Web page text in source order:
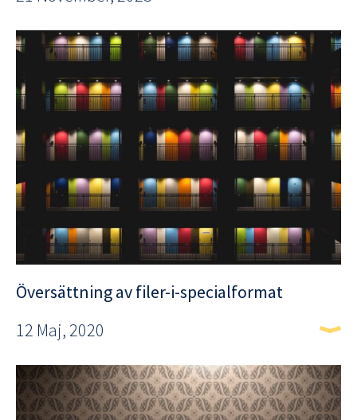
Översättning av filer-i-specialformat
12 Maj, 2020